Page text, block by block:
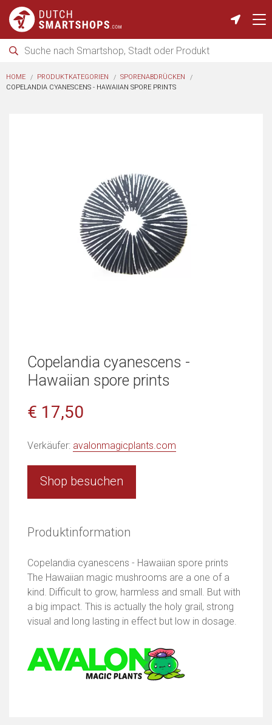
HOME PRODUKTKATEGORIEN
SPORENABDRÜCKEN
COPELANDIA CYANESCENS - HAWAIIAN SPORE PRINTS
Copelandia cyanescens -
Hawaiian spore prints
€ 17,50
Verkäufer: avalonmagicplants.com
Shop besuchen
Produktinformation
Copelandia cyanescens - Hawaiian spore prints
The Hawaiian magic mushrooms are a one of a
kind. Difficult to grow, harmless and small. But with
a big impact. This is actually the holy grail, strong
visual and long lasting in effect but low in dosage.